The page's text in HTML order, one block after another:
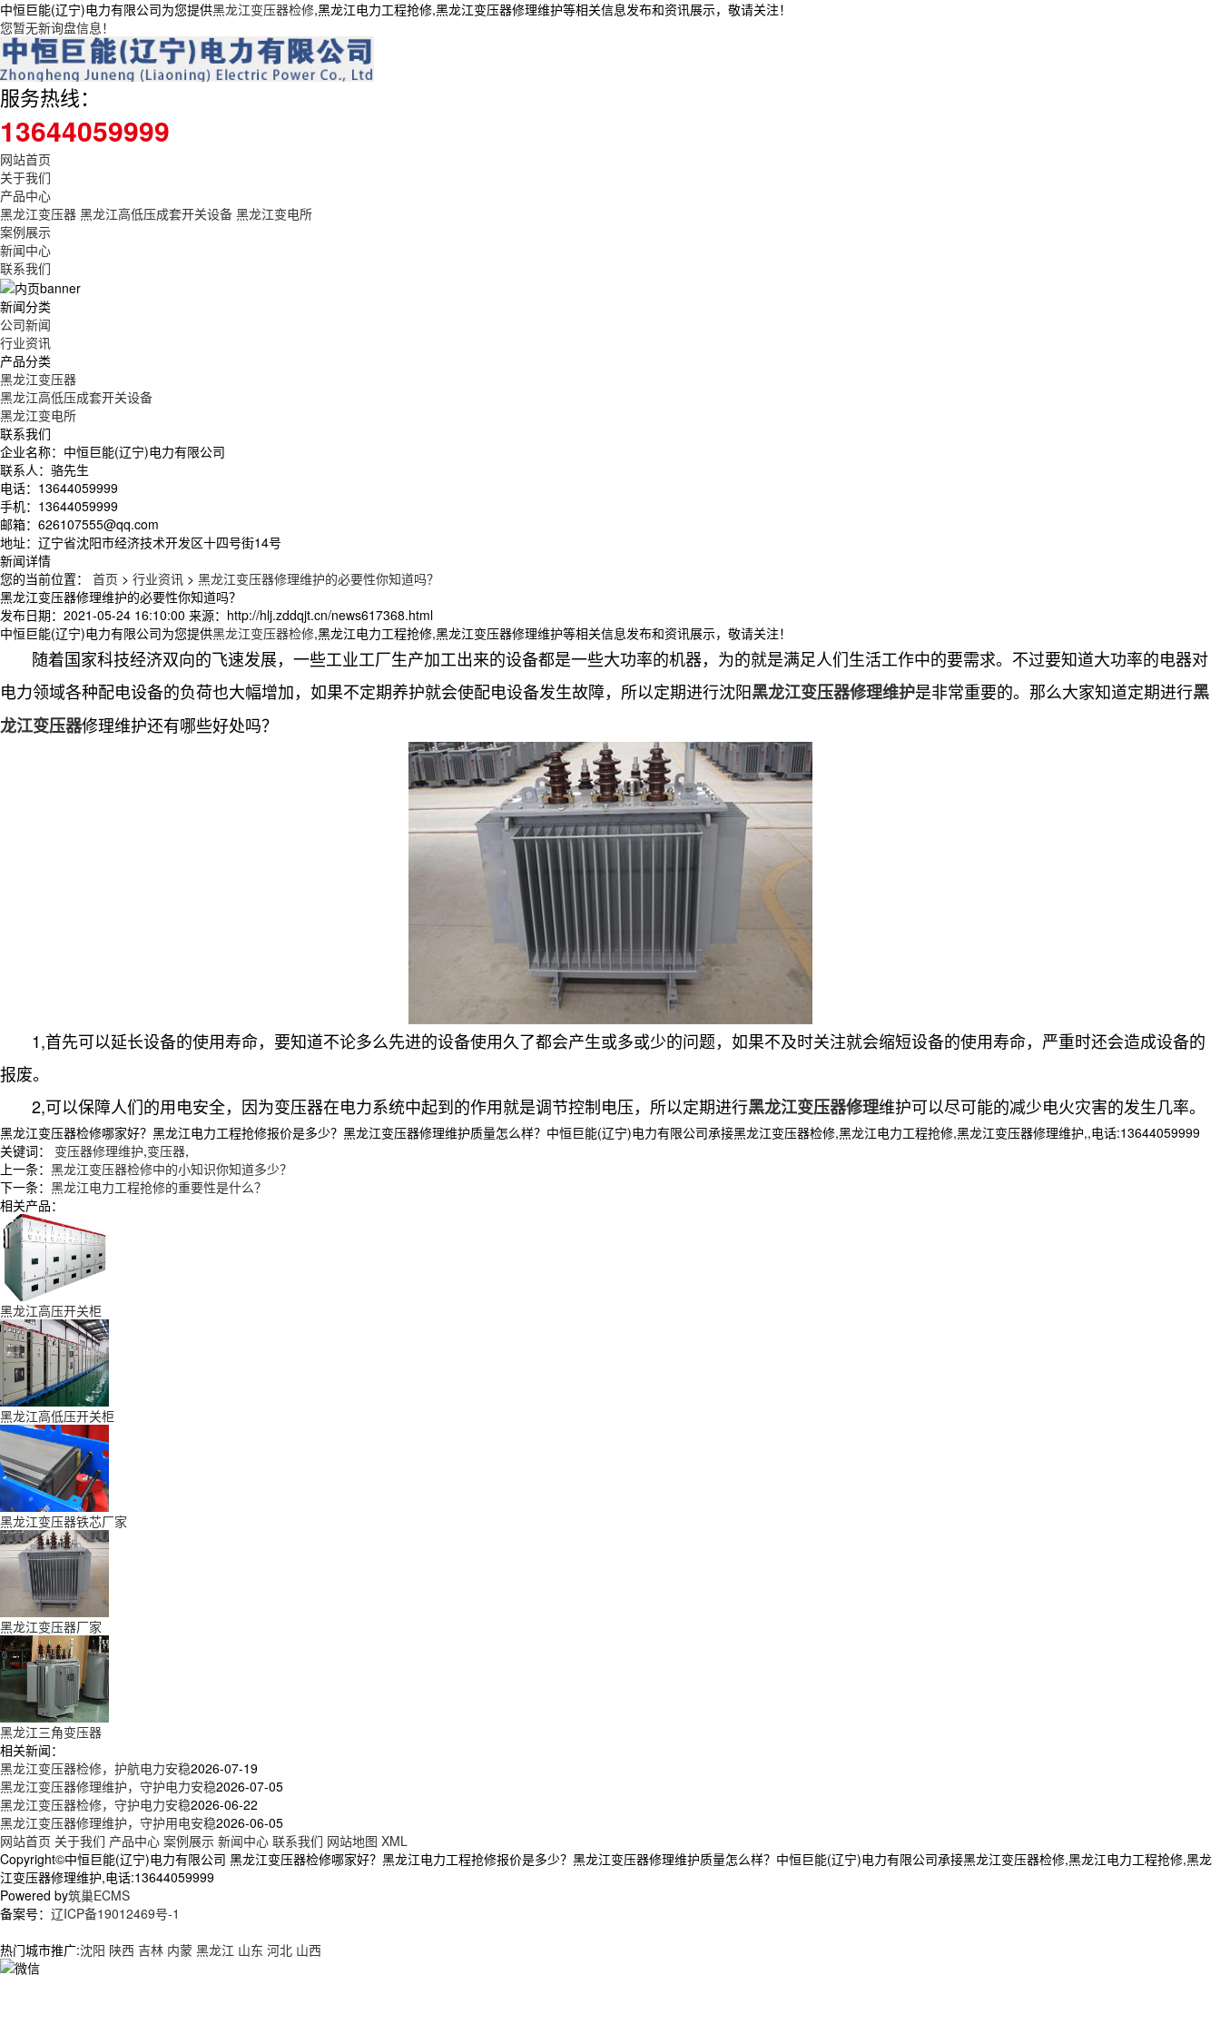
中恒巨能(辽宁)电力有限公司为您提供黑龙江变压器检修,黑龙江电力工程抢修,黑龙江变压器修理维护等相关信息发布和资讯展示，敬请关注！
您暂无新询盘信息！
服务热线：
13644059999
网站首页
关于我们
产品中心
黑龙江变压器 黑龙江高低压成套开关设备 黑龙江变电所
案例展示
新闻中心
联系我们
新闻分类
公司新闻
行业资讯
产品分类
黑龙江变压器
黑龙江高低压成套开关设备
黑龙江变电所
联系我们
企业名称：中恒巨能(辽宁)电力有限公司
联系人：骆先生
电话：13644059999
手机：13644059999
邮箱：626107555@qq.com
地址：辽宁省沈阳市经济技术开发区十四号街14号
新闻详情
您的当前位置： 首页 > 行业资讯 > 黑龙江变压器修理维护的必要性你知道吗？
黑龙江变压器修理维护的必要性你知道吗？
发布日期： 2021-05-24 16:10:00 来源： http://hlj.zddqjt.cn/news617368.html
中恒巨能(辽宁)电力有限公司为您提供黑龙江变压器检修,黑龙江电力工程抢修,黑龙江变压器修理维护等相关信息发布和资讯展示，敬请关注！
随着国家科技经济双向的飞速发展，一些工业工厂生产加工出来的设备都是一些大功率的机器，为的就是满足人们生活工作中的要需求。不过要知道大功率的电器对
电力领域各种配电设备的负荷也大幅增加，如果不定期养护就会使配电设备发生故障，所以定期进行沈阳黑龙江变压器修理维护是非常重要的。那么大家知道定期进行黑
龙江变压器修理维护还有哪些好处吗？
1,首先可以延长设备的使用寿命，要知道不论多么先进的设备使用久了都会产生或多或少的问题，如果不及时关注就会缩短设备的使用寿命，严重时还会造成设备的
报废。
2,可以保障人们的用电安全，因为变压器在电力系统中起到的作用就是调节控制电压，所以定期进行黑龙江变压器修理维护可以尽可能的减少电火灾害的发生几率。
黑龙江变压器检修哪家好？黑龙江电力工程抢修报价是多少？黑龙江变压器修理维护质量怎么样？中恒巨能(辽宁)电力有限公司承接黑龙江变压器检修,黑龙江电力工程抢修,黑龙江变压器修理维护,,电话:13644059999
关键词： 变压器修理维护,变压器,
上一条： 黑龙江变压器检修中的小知识你知道多少？
下一条： 黑龙江电力工程抢修的重要性是什么？
相关产品：
黑龙江高压开关柜
黑龙江高低压开关柜
黑龙江变压器铁芯厂家
黑龙江变压器厂家
黑龙江三角变压器
相关新闻：
黑龙江变压器检修，护航电力安稳2026-07-19
黑龙江变压器修理维护，守护电力安稳2026-07-05
黑龙江变压器检修，守护电力安稳2026-06-22
黑龙江变压器修理维护，守护用电安稳2026-06-05
网站首页 关于我们 产品中心 案例展示 新闻中心 联系我们 网站地图 XML
Copyright©中恒巨能(辽宁)电力有限公司 黑龙江变压器检修哪家好？黑龙江电力工程抢修报价是多少？黑龙江变压器修理维护质量怎么样？中恒巨能(辽宁)电力有限公司承接黑龙江变压器检修,黑龙江电力工程抢修,黑龙
江变压器修理维护,电话:13644059999
Powered by筑巢ECMS
备案号： 辽ICP备19012469号-1
热门城市推广:沈阳 陕西 吉林 内蒙 黑龙江 山东 河北 山西